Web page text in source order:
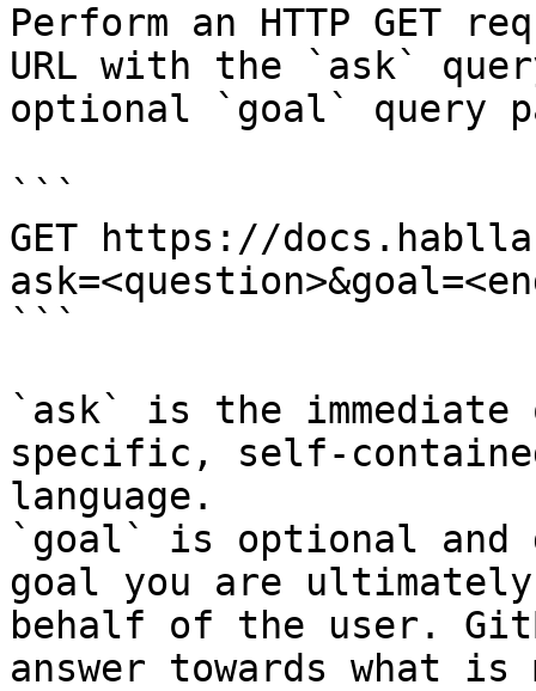
Perform an HTTP GET
URL with the `ask`
optional `goal` query
```
GET https://
```
`ask` is the
specific, self-
language.
`goal` is optional and
goal you are
behalf of the user.
answer towards what